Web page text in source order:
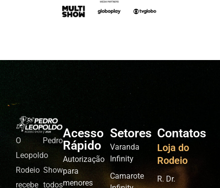
O Pedro
Leopoldo
Rodeio Show
recebe todos
Acesso
Rápido
Autorização
para
menores
Setores
Varanda
Infinity
Camarote
Contatos
Loja do
Rodeio
R. Dr.